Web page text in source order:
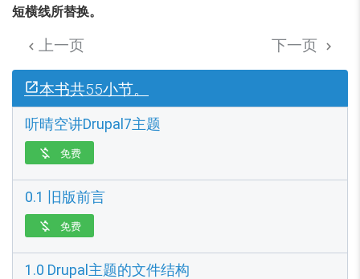
短横线所替换。
 上一页 下一页 
本书共55小节。
听晴空讲Drupal7主题
 免费
0.1 旧版前言
 免费
1.0 Drupal主题的文件结构